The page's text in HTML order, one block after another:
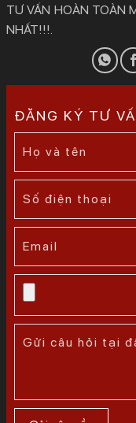
TƯ VẤN HOÀN TOÀN
NHẤT!!!.
ĐĂNG KÝ TƯ